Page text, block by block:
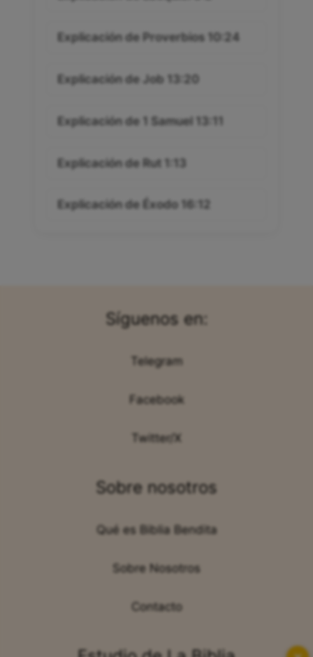
Explicación de Proverbios 10:24
Explicación de Job 13:20
Explicación de 1 Samuel 13:11
Explicación de Rut 1:13
Explicación de Éxodo 16:12
Síguenos en:
Telegram
Facebook
Twitter/X
Sobre nosotros
Qué es Biblia Bendita
Sobre Nosotros
Contacto